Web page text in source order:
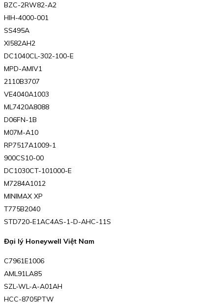
BZC-2RW82-A2
HIH-4000-001
SS495A
XI582AH2
DC1040CL-302-100-E
MPD-AMIV1
2110B3707
VE4040A1003
ML7420A8088
D06FN-1B
M07M-A10
RP7517A1009-1
900CS10-00
DC1030CT-101000-E
M7284A1012
MINIMAX XP
T775B2040
STD720-E1AC4AS-1-D-AHC-11S
Đại lý Honeywell Việt Nam
C7961E1006
AML91LA85
SZL-WL-A-A01AH
HCC-8705PTW